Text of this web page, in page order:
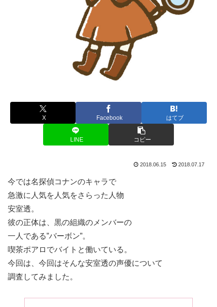
X Facebook はてブ
LINE コピー
2018.06.15 2018.07.17
今では名探偵コナンのキャラで
急激に人気を人気をさらった人物
安室透。
彼の正体は、黒の組織のメンバーの
一人である”バーボン”。
喫茶ポアロでバイトと働いている。
今回は、今回はそんな安室透の声優について
調査してみました。